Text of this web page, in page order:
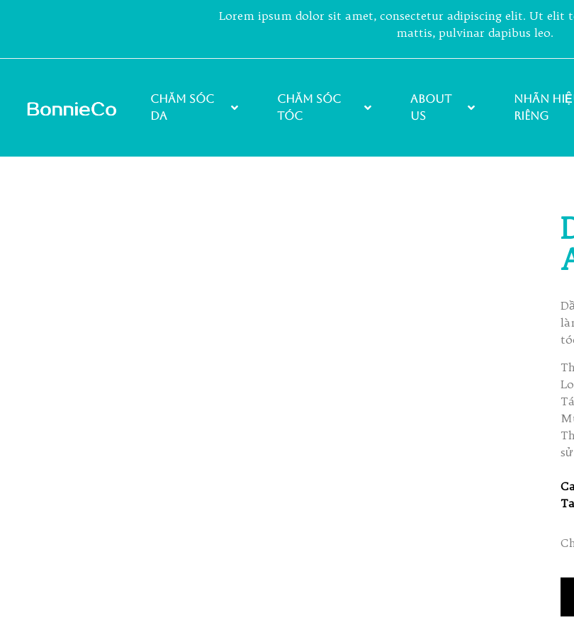
Lorem ipsum dolor sit amet, consectetur adipiscing elit. Ut elit
mattis, pulvinar dapibus leo.
Chăm sóc
da
Chăm sóc
tóc
About
Us
NHÃN
RIÊNG